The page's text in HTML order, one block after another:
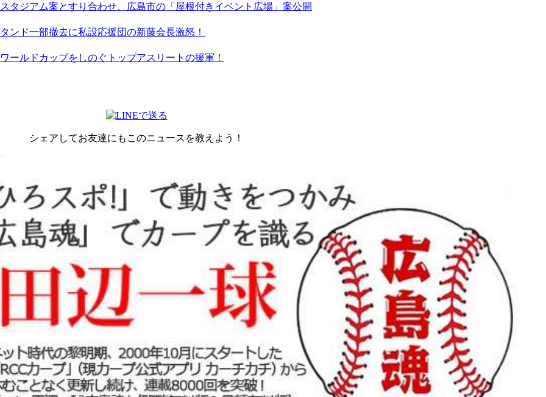
タジアム案とすり合わせ、広島市の「屋根付きイベント広場」案公開
ンド一部撤去に私設応援団の新藤会長激怒！
ールドカップをしのぐトップアスリートの援軍！
シェアしてお友達にもこのニュースを教えよう！